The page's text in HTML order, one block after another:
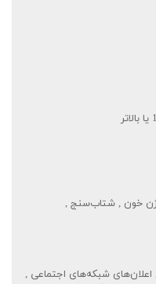
خون , شتاب‌سنج ,
شبکه‌های اجتماعی ,